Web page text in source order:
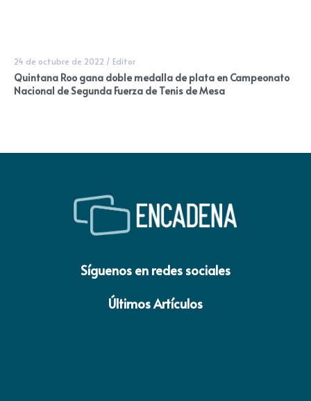
24 de octubre de 2022 / Editor
Quintana Roo gana doble medalla de plata en Campeonato
Nacional de Segunda Fuerza de Tenis de Mesa
Síguenos en redes sociales
Últimos Artículos